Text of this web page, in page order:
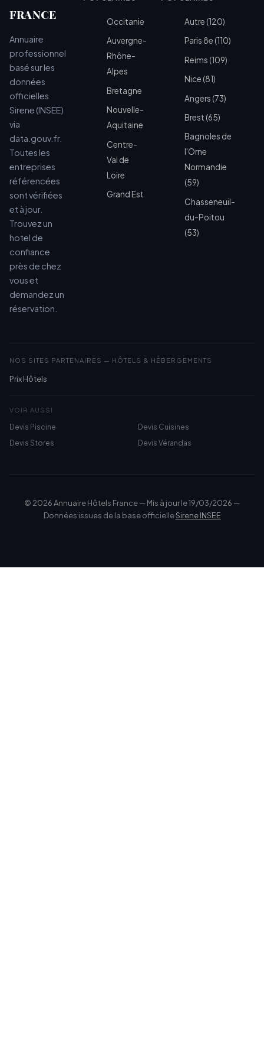
FRANCE
Annuaire
professionnel
basé sur les
données
officielles
Sirene (INSEE)
via
data.gouv.fr.
Toutes les
entreprises
référencées
sont vérifiées
et à jour.
Trouvez un
hotel de
confiance
près de chez
vous et
demandez un
réservation.
Occitanie
Auvergne-
Rhône-
Alpes
Bretagne
Nouvelle-
Aquitaine
Centre-
Val de
Loire
Grand Est
Autre (120)
Paris 8e (110)
Reims (109)
Nice (81)
Angers (73)
Brest (65)
Bagnoles de
l'Orne
Normandie
(59)
Chasseneuil-
du-Poitou
(53)
NOS SITES PARTENAIRES — HÔTELS & HÉBERGEMENTS
Prix Hôtels
VOIR AUSSI
Devis Piscine
Devis Cuisines
Devis Stores
Devis Vérandas
© 2026 Annuaire Hôtels France — Mis à jour le 19/03/2026 —
Données issues de la base officielleSirene INSEE